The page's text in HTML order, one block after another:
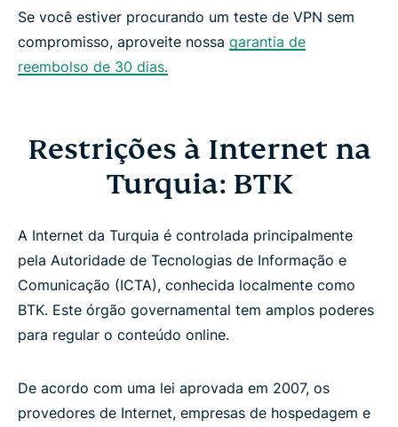
Se você estiver procurando um teste de VPN sem
compromisso, aproveite nossa garantia de
reembolso de 30 dias.
Restrições à Internet na
Turquia: BTK
A Internet da Turquia é controlada principalmente
pela Autoridade de Tecnologias de Informação e
Comunicação (ICTA), conhecida localmente como
BTK. Este órgão governamental tem amplos poderes
para regular o conteúdo online.
De acordo com uma lei aprovada em 2007, os
provedores de Internet, empresas de hospedagem e